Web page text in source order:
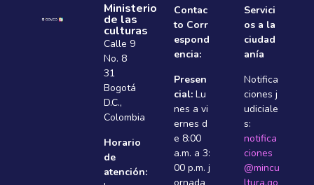
Ministerio
de las
culturas
Calle 9
No. 8
31
Bogotá
D.C.,
Colombia
Horario
de
atención:
Contac
to Corr
espond
encia:
Presen
cial: Lu
nes a vi
ernes d
e 8:00
a.m. a 3:
00 p.m. j
Servici
os a la
ciudad
anía
Notifica
ciones j
udiciale
s:
notifica
ciones
@mincu